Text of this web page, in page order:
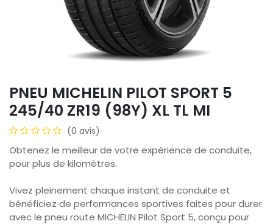
PNEU MICHELIN PILOT SPORT 5
245/40 ZR19 (98Y) XL TL MI
(0 avis)
Obtenez le meilleur de votre expérience de conduite,
pour plus de kilomètres.
Vivez pleinement chaque instant de conduite et
bénéficiez de performances sportives faites pour durer
avec le pneu route MICHELIN Pilot Sport 5, conçu pour